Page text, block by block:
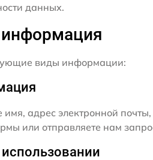
данных.
виды информации:
адрес электронной
или отправляете нам